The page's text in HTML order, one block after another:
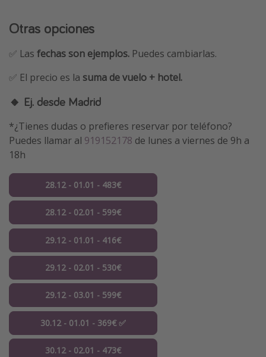
Otras opciones
✅ Las fechas son ejemplos. Puedes cambiarlas.
✅ El precio es la suma de vuelo + hotel.
🔸 Ej. desde Madrid
*¿Tienes dudas o prefieres reservar por teléfono?
Puedes llamar al 919152178 de lunes a viernes de 9h a
18h
28.12 - 01.01 - 483€
28.12 - 02.01 - 599€
29.12 - 01.01 - 416€
29.12 - 02.01 - 530€
29.12 - 03.01 - 599€
30.12 - 01.01 - 369€ ✅
30.12 - 02.01 - 473€